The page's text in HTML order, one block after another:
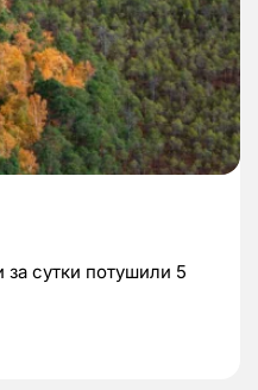
сутки потушили 5